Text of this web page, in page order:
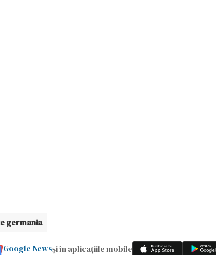
germania
Google Newsși în aplicațiile mobile